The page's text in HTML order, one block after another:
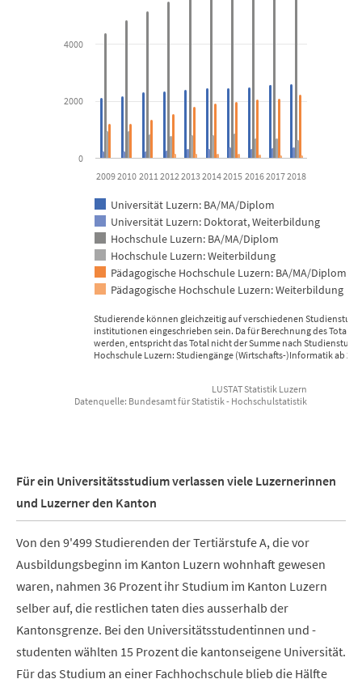
The chart has 1 X axis displaying categories.
The chart has 1 Y axis displaying Studierende. Data ranges from
Studierende können gleichzeitig auf verschiedenen
institutionen eingeschrieben sein. Da für Berechnung des Totals
werden, entspricht das Total nicht der Summe nach
Hochschule Luzern: Studiengänge (Wirtschafts-)Informatik ab
Universität Luzern: BA/MA/Diplom
Universität Luzern: Doktorat, Weiterbildung
Hochschule Luzern: BA/MA/Diplom
Hochschule Luzern: Weiterbildung
Pädagogische Hochschule Luzern: BA/MA/Diplom
Pädagogische Hochschule Luzern: Weiterbildung
20092010 2011 2012 201320142015 201620172018
0
2000
4000
LUSTAT Statistik Luzern
Datenquelle: Bundesamt für Statistik - Hochschulstatistik
Für ein Universitätsstudium verlassen viele Luzernerinnen
und Luzerner den Kanton
Von den 9'499 Studierenden der Tertiärstufe A, die vor
Ausbildungsbeginn im Kanton Luzern wohnhaft gewesen
waren, nahmen 36 Prozent ihr Studium im Kanton Luzern
selber auf, die restlichen taten dies ausserhalb der
Kantonsgrenze. Bei den Universitätsstudentinnen und -
studenten wählten 15 Prozent die kantonseigene Universität.
Für das Studium an einer Fachhochschule blieb die Hälfte